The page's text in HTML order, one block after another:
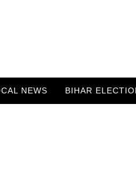
NEWS BIHAR